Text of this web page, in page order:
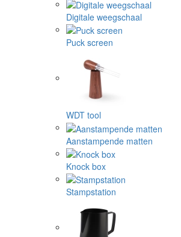
Digitale weegschaal
Puck screen
WDT tool
Aanstampende matten
Knock box
Stampstation